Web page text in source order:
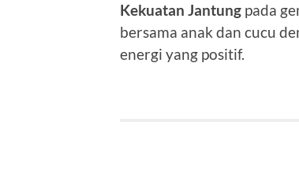
Kekuatan Jantung pada
bersama anak dan cucu
energi yang positif.